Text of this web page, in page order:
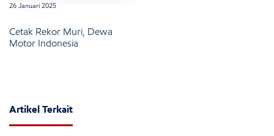
26 Januari 2025
Cetak Rekor Muri, Dewa
Motor Indonesia
Artikel Terkait